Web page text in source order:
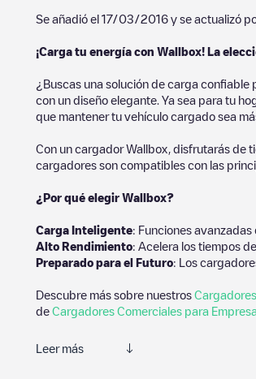
Se añadió el 17/03/2016 y se actualizó
¡Carga tu energía con Wallbox! La
¿Buscas una solución de carga
con un diseño elegante. Ya sea para tu
que mantener tu vehículo cargado sea
Con un cargador Wallbox, disfrutarás de
cargadores son compatibles con las
¿Por qué elegir Wallbox?
Carga Inteligente: Funciones
Alto Rendimiento: Acelera los tiempos
Preparado para el Futuro: Los
Descubre más sobre nuestros
de Cargadores Comerciales para
Leer más